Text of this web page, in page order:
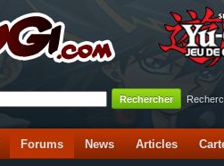
Forums News Articles